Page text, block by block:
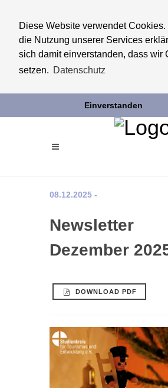
Diese Website verwendet Cookies.
die Nutzung unserer Services
sich damit einverstanden, dass wir
setzen. Datenschutz
Einverstanden
08.12.2025 -
Newsletter
Dezember
DOWNLOAD PDF